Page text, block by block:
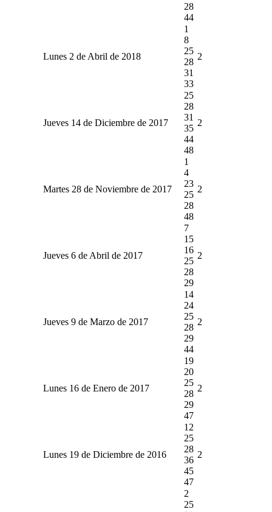
28
44
Lunes 2 de Abril de 2018
1
8
25
28
31
33
2
Jueves 14 de Diciembre de 2017
25
28
31
35
44
48
2
Martes 28 de Noviembre de 2017
1
4
23
25
28
48
2
Jueves 6 de Abril de 2017
7
15
16
25
28
29
2
Jueves 9 de Marzo de 2017
14
24
25
28
29
44
2
Lunes 16 de Enero de 2017
19
20
25
28
29
47
2
Lunes 19 de Diciembre de 2016
12
25
28
36
45
47
2
2
25